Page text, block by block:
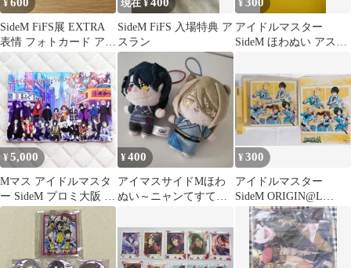
¥
SideM FiFS展 EXTRA
表情 フォトカード アス
ラン
現在 ¥
SideM FiFS 入場特典 ア
スラン
¥
アイドルマスター
SideM ほわぬい アスラ
世
¥5,000
Mマス アイドルマスタ
ー SideM プロミ大阪 ポ
ストカード B
¥400
アイマスサイドMほわ
ぬい～ニャンてすてき
～ 2個セット
¥300
アイドルマスター
SideM ORIGIN@L
PIECES 04